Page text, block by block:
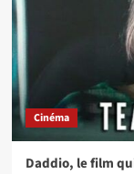
Cinéma
Daddio, le film